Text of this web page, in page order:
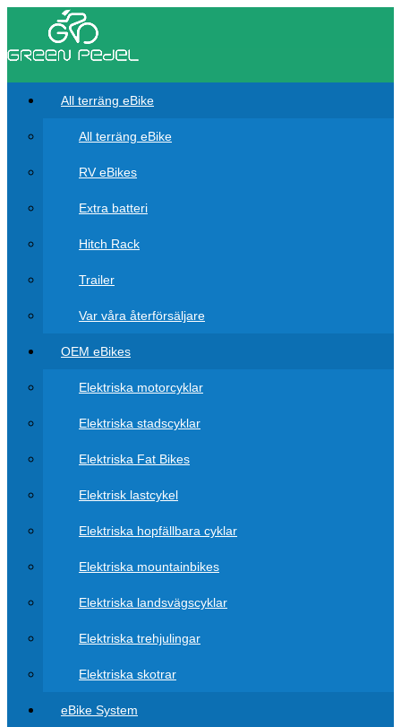
All terräng eBike
All terräng eBike
RV eBikes
Extra batteri
Hitch Rack
Trailer
Var våra återförsäljare
OEM eBikes
Elektriska motorcyklar
Elektriska stadscyklar
Elektriska Fat Bikes
Elektrisk lastcykel
Elektriska hopfällbara cyklar
Elektriska mountainbikes
Elektriska landsvägscyklar
Elektriska trehjulingar
Elektriska skotrar
eBike System